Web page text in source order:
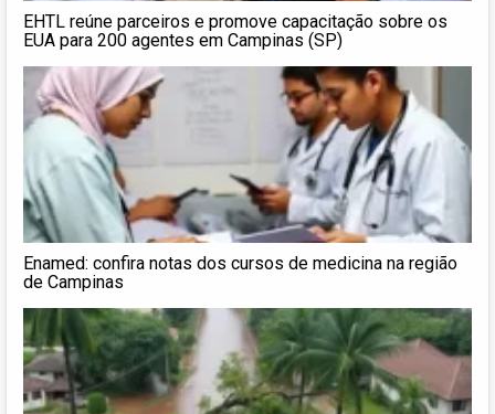
EHTL reúne parceiros e promove capacitação sobre os
EUA para 200 agentes em Campinas (SP)
Enamed: confira notas dos cursos de medicina na região
de Campinas